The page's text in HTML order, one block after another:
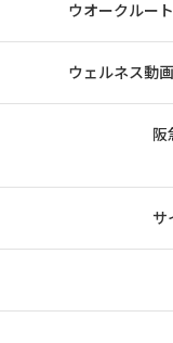
ウオークルート
ウェルネス動画
阪
サ